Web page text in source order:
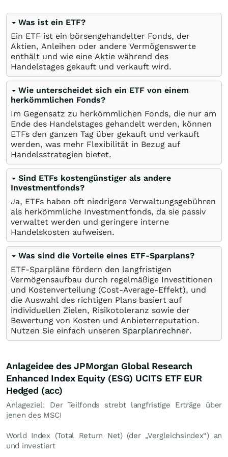
Was ist ein ETF?
Ein ETF ist ein börsengehandelter Fonds, der
Aktien, Anleihen oder andere Vermögenswerte
enthält und wie eine Aktie während des
Handelstages gekauft und verkauft wird.
Wie unterscheidet sich ein ETF von einem
herkömmlichen Fonds?
Im Gegensatz zu herkömmlichen Fonds, die nur am
Ende des Handelstages gehandelt werden, können
ETFs den ganzen Tag über gekauft und verkauft
werden, was mehr Flexibilität in Bezug auf
Handelsstrategien bietet.
Sind ETFs kostengünstiger als andere
Investmentfonds?
Ja, ETFs haben oft niedrigere Verwaltungsgebühren
als herkömmliche Investmentfonds, da sie passiv
verwaltet werden und geringere interne
Handelskosten aufweisen.
Was sind die Vorteile eines ETF-Sparplans?
ETF-Sparpläne fördern den langfristigen
Vermögensaufbau durch regelmäßige Investitionen
und Kostenverteilung (Cost-Average-Effekt), und
die Auswahl des richtigen Plans basiert auf
individuellen Zielen, Risikotoleranz sowie der
Bewertung von Kosten und Anbieterreputation.
Nutzen Sie einfach unseren Sparplanrechner.
Anlageidee des JPMorgan Global Research
Enhanced Index Equity (ESG) UCITS ETF EUR
Hedged (acc)
Anlageziel: Der Teilfonds strebt langfristige Erträge über
jenen des MSCI
World Index (Total Return Net) (der „Vergleichsindex“) an
und investiert